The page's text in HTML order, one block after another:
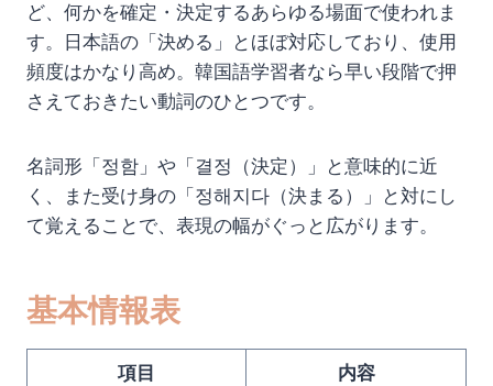
ど、何かを確定・決定するあらゆる場面で使われま
す。日本語の「決める」とほぼ対応しており、使用
頻度はかなり高め。韓国語学習者なら早い段階で押
さえておきたい動詞のひとつです。
名詞形「정함」や「결정（決定）」と意味的に近
く、また受け身の「정해지다（決まる）」と対にし
て覚えることで、表現の幅がぐっと広がります。
基本情報表
項目 内容